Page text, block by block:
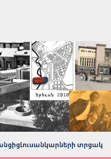
Լուսանկարների տրցակ